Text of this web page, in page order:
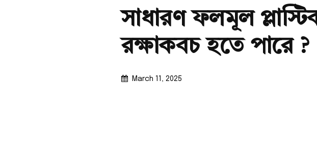
সাধারণ ফলমূল
রক্ষাকবচ হতে পারে ?
March 11, 2025